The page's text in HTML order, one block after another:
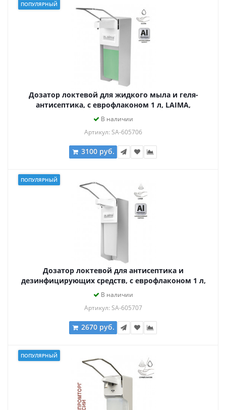
ПОПУЛЯРНЫЙ
Дозатор локтевой для жидкого мыла и геля-
антисептика, с еврофлаконом 1 л, LAIMA,
металлический, 605706
В наличии
Артикул: SA-605706
3100 руб.
ПОПУЛЯРНЫЙ
Дозатор локтевой для антисептика и
дезинфицирующих средств, с еврофлаконом 1 л,
LAIMA, металл, 605707
В наличии
Артикул: SA-605707
2670 руб.
ПОПУЛЯРНЫЙ